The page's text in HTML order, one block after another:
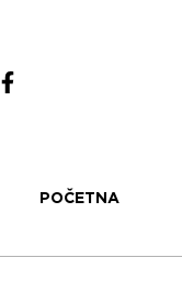
POČETNA